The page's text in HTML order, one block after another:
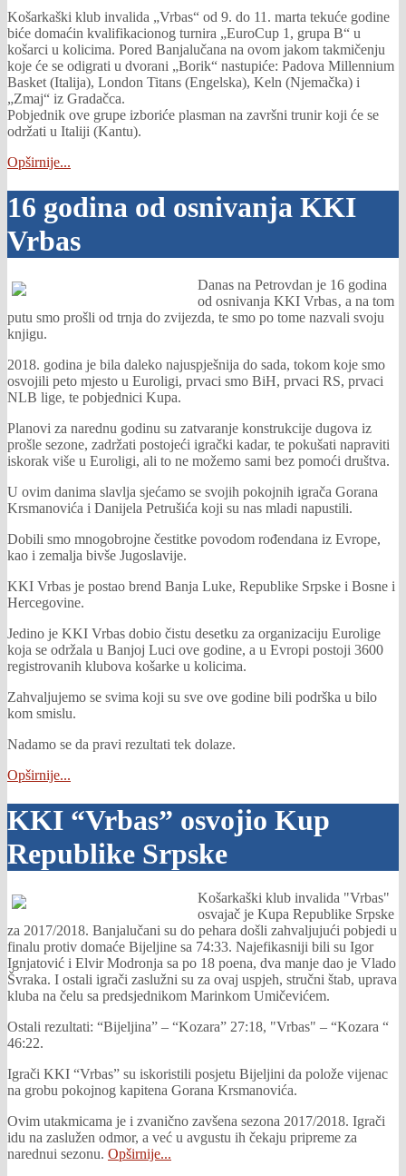
Košarkaški klub invalida „Vrbas“ od 9. do 11. marta tekuće godine
biće domaćin kvalifikacionog turnira „EuroCup 1, grupa B“ u
košarci u kolicima. Pored Banjalučana na ovom jakom takmičenju
koje će se odigrati u dvorani „Borik“ nastupiće: Padova Millennium
Basket (Italija), London Titans (Engelska), Keln (Njemačka) i
„Zmaj“ iz Gradačca.
Pobjednik ove grupe izboriće plasman na završni trunir koji će se
održati u Italiji (Kantu).
Opširnije...
16 godina od osnivanja KKI
Vrbas
Danas na Petrovdan je 16 godina
od osnivanja KKI Vrbas‚ a na tom
putu smo prošli od trnja do zvijezda, te smo po tome nazvali svoju
knjigu.
2018. godina je bila daleko najuspješnija do sada, tokom koje smo
osvojili peto mjesto u Euroligi, prvaci smo BiH, prvaci RS, prvaci
NLB lige, te pobjednici Kupa.
Planovi za narednu godinu su zatvaranje konstrukcije dugova iz
prošle sezone, zadržati postojeći igrački kadar, te pokušati napraviti
iskorak više u Euroligi, ali to ne možemo sami bez pomoći društva.
U ovim danima slavlja sjećamo se svojih pokojnih igrača Gorana
Krsmanovića i Danijela Petrušića koji su nas mladi napustili.
Dobili smo mnogobrojne čestitke povodom rođendana iz Evrope,
kao i zemalja bivše Jugoslavije.
KKI Vrbas je postao brend Banja Luke, Republike Srpske i Bosne i
Hercegovine.
Jedino je KKI Vrbas dobio čistu desetku za organizaciju Eurolige
koja se održala u Banjoj Luci ove godine, a u Evropi postoji 3600
registrovanih klubova košarke u kolicima.
Zahvaljujemo se svima koji su sve ove godine bili podrška u bilo
kom smislu.
Nadamo se da pravi rezultati tek dolaze.
Opširnije...
KKI “Vrbas” osvojio Kup
Republike Srpske
Košarkaški klub invalida "Vrbas"
osvajač je Kupa Republike Srpske
za 2017/2018. Banjalučani su do pehara došli zahvaljujući pobjedi u
finalu protiv domaće Bijeljine sa 74:33. Najefikasniji bili su Igor
Ignjatović i Elvir Modronja sa po 18 poena, dva manje dao je Vlado
Švraka. I ostali igrači zaslužni su za ovaj uspjeh, stručni štab, uprava
kluba na čelu sa predsjednikom Marinkom Umičevićem.
Ostali rezultati: “Bijeljina” – “Kozara” 27:18, "Vrbas" – “Kozara “
46:22.
Igrači KKI “Vrbas” su iskoristili posjetu Bijeljini da polože vijenac
na grobu pokojnog kapitena Gorana Krsmanovića.
Ovim utakmicama je i zvanično zavšena sezona 2017/2018. Igrači
idu na zaslužen odmor, a već u avgustu ih čekaju pripreme za
narednui sezonu. Opširnije...